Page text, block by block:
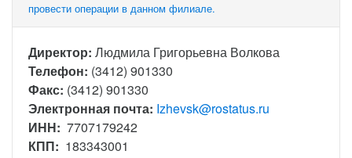
провести операции в данном филиале.
Директор: Людмила Григорьевна Волкова
Телефон: (3412) 901330
Факс: (3412) 901330
Электронная почта: Izhevsk@rostatus.ru
ИНН: 7707179242
КПП: 183343001